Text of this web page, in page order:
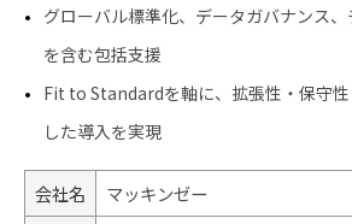
グローバル標準化、データガバナンス
を含む包括支援
Fit to Standardを軸に、拡張性・保守
した導入を実現
会社名
マッキンゼー